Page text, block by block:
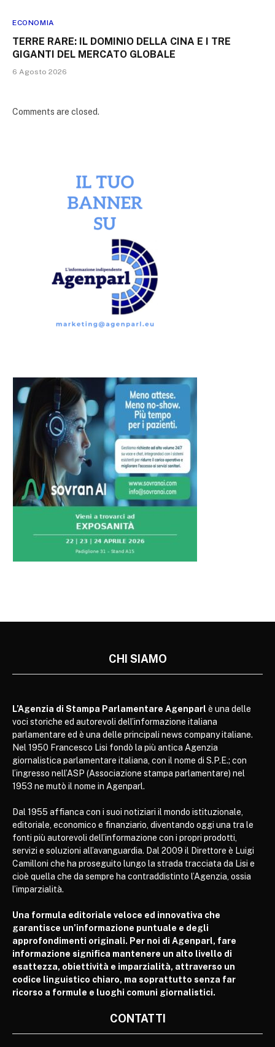
ECONOMIA
TERRE RARE: IL DOMINIO DELLA CINA E I TRE
GIGANTI DEL MERCATO GLOBALE
6 Agosto 2026
Comments are closed.
CHI SIAMO
L’Agenzia di Stampa Parlamentare Agenparl è una delle
voci storiche ed autorevoli dell’informazione italiana
parlamentare ed è una delle principali news company italiane.
Nel 1950 Francesco Lisi fondò la più antica Agenzia
giornalistica parlamentare italiana, con il nome di S.P.E.; con
l’ingresso nell’ASP (Associazione stampa parlamentare) nel
1953 ne mutò il nome in Agenparl.
Dal 1955 affianca con i suoi notiziari il mondo istituzionale,
editoriale, economico e finanziario, diventando oggi una tra le
fonti più autorevoli dell’informazione con i propri prodotti,
servizi e soluzioni all’avanguardia. Dal 2009 il Direttore è Luigi
Camilloni che ha proseguito lungo la strada tracciata da Lisi e
cioè quella che da sempre ha contraddistinto l’Agenzia, ossia
l’imparzialità.
Una formula editoriale veloce ed innovativa che
garantisce un’informazione puntuale e degli
approfondimenti originali. Per noi di Agenparl, fare
informazione significa mantenere un alto livello di
esattezza, obiettività e imparzialità, attraverso un
codice linguistico chiaro, ma soprattutto senza far
ricorso a formule e luoghi comuni giornalistici.
CONTATTI